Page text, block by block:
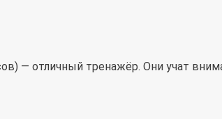
— отличный тренажёр. Они учат